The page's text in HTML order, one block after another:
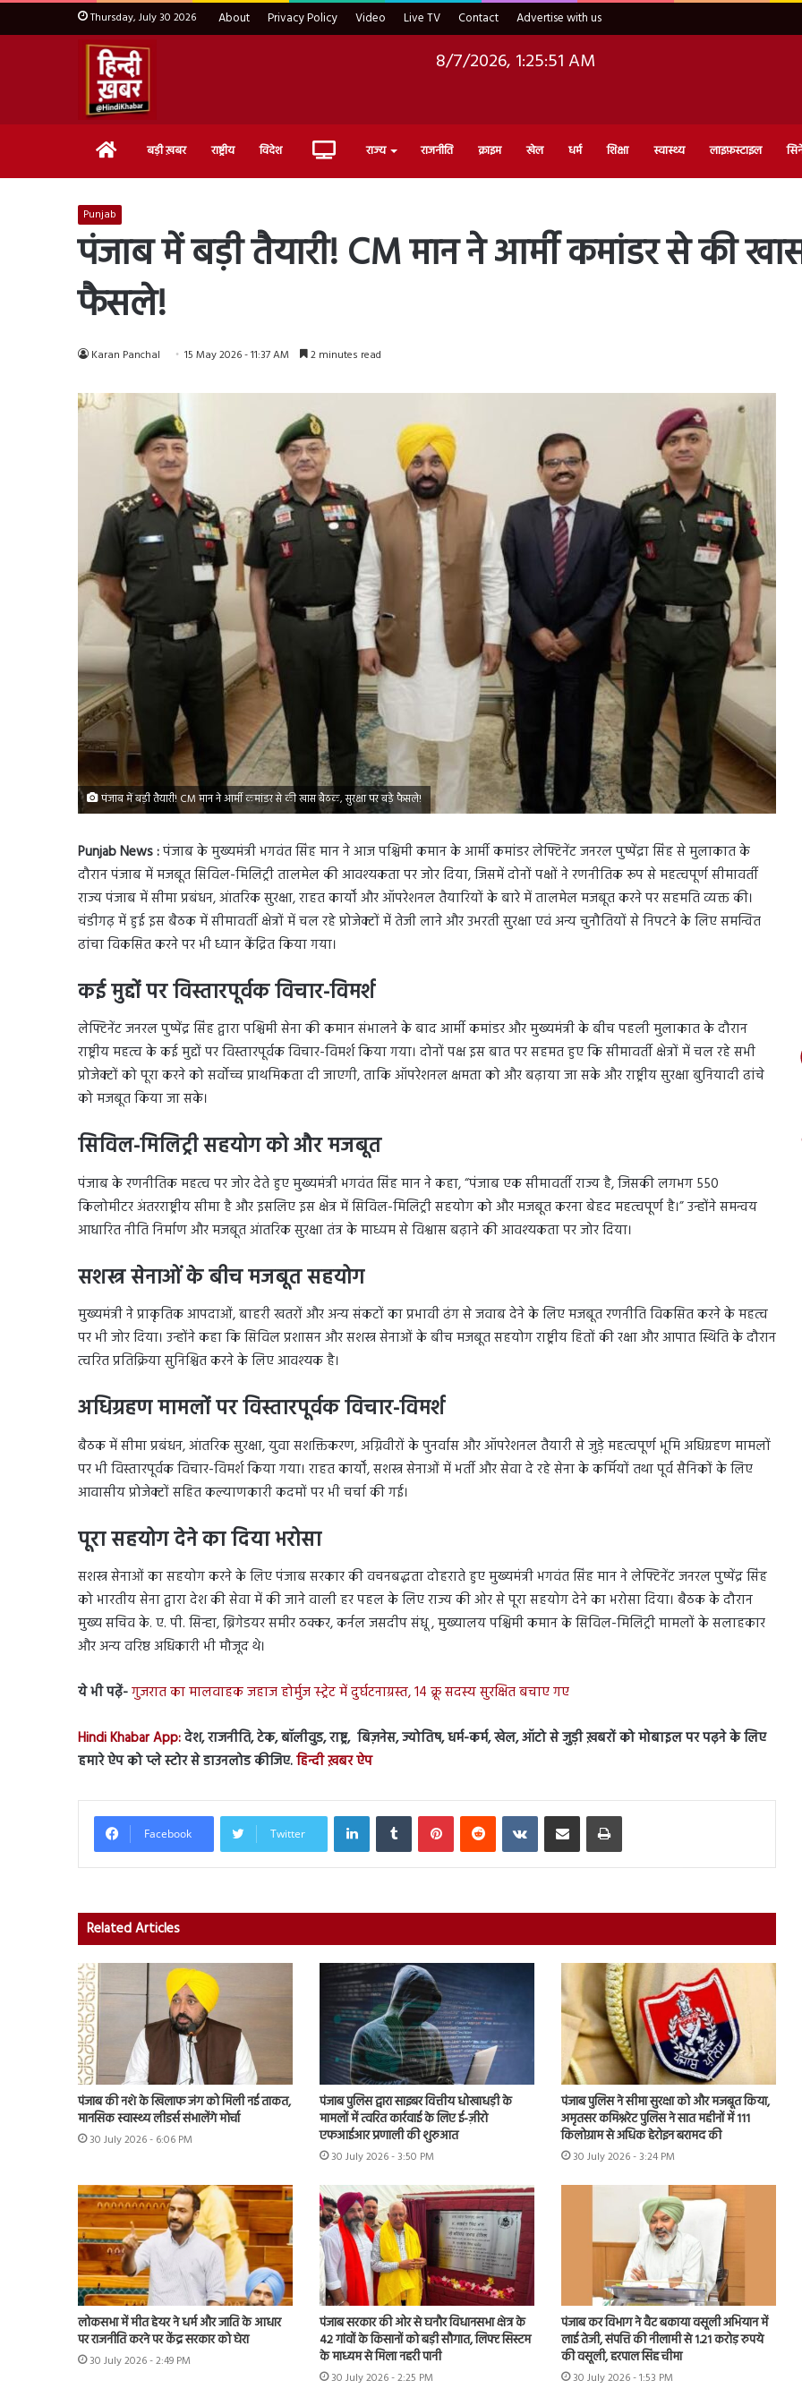
Thursday, July 30 2026 About Privacy Policy Video Live TV Contact Advertise with us
8/7/2026, 1:25:52 AM
Home बड़ी ख़बर राष्ट्रीय विदेश Live राज्य राजनीति क्राइम खेल धर्म शिक्षा स्वास्थ्य लाइफ़स्टाइल
Punjab
पंजाब में बड़ी तैयारी! CM मान ने आर्मी कमांडर से की
फैसले!
Karan Panchal 15 May 2026 - 11:37 AM 2 minutes read
पंजाब में बड़ी तैयारी! CM मान ने आर्मी कमांडर से की खास बैठक, सुरक्षा पर बड़े फैसले!
Punjab News :पंजाब के मुख्यमंत्री भगवंत सिंह मान ने आज पश्चिमी कमान के आर्मी कमांडर लेफ्टिनेंट जनरल पुष्पेंद्रा सिंह से मुलाकात के
दौरान पंजाब में मजबूत सिविल-मिलिट्री तालमेल की आवश्यकता पर जोर दिया, जिसमें दोनों पक्षों ने रणनीतिक रूप से महत्वपूर्ण सीमावर्ती
राज्य पंजाब में सीमा प्रबंधन, आंतरिक सुरक्षा, राहत कार्यों और ऑपरेशनल तैयारियों के बारे में तालमेल मजबूत करने पर सहमति व्यक्त की।
चंडीगढ़ में हुई इस बैठक में सीमावर्ती क्षेत्रों में चल रहे प्रोजेक्टों में तेजी लाने और उभरती सुरक्षा एवं अन्य चुनौतियों से निपटने के लिए समन्वित
ढांचा विकसित करने पर भी ध्यान केंद्रित किया गया।
कई मुद्दों पर विस्तारपूर्वक विचार-विमर्श
लेफ्टिनेंट जनरल पुष्पेंद्र सिंह द्वारा पश्चिमी सेना की कमान संभालने के बाद आर्मी कमांडर और मुख्यमंत्री के बीच पहली मुलाकात के दौरान
राष्ट्रीय महत्व के कई मुद्दों पर विस्तारपूर्वक विचार-विमर्श किया गया। दोनों पक्ष इस बात पर सहमत हुए कि सीमावर्ती क्षेत्रों में चल रहे सभी
प्रोजेक्टों को पूरा करने को सर्वोच्च प्राथमिकता दी जाएगी, ताकि ऑपरेशनल क्षमता को और बढ़ाया जा सके और राष्ट्रीय सुरक्षा बुनियादी ढांचे
को मजबूत किया जा सके।
सिविल-मिलिट्री सहयोग को और मजबूत
पंजाब के रणनीतिक महत्व पर जोर देते हुए मुख्यमंत्री भगवंत सिंह मान ने कहा, “पंजाब एक सीमावर्ती राज्य है, जिसकी लगभग 550
किलोमीटर अंतरराष्ट्रीय सीमा है और इसलिए इस क्षेत्र में सिविल-मिलिट्री सहयोग को और मजबूत करना बेहद महत्वपूर्ण है।” उन्होंने समन्वय
आधारित नीति निर्माण और मजबूत आंतरिक सुरक्षा तंत्र के माध्यम से विश्वास बढ़ाने की आवश्यकता पर जोर दिया।
सशस्त्र सेनाओं के बीच मजबूत सहयोग
मुख्यमंत्री ने प्राकृतिक आपदाओं, बाहरी खतरों और अन्य संकटों का प्रभावी ढंग से जवाब देने के लिए मजबूत रणनीति विकसित करने के महत्व
पर भी जोर दिया। उन्होंने कहा कि सिविल प्रशासन और सशस्त्र सेनाओं के बीच मजबूत सहयोग राष्ट्रीय हितों की रक्षा और आपात स्थिति के दौरान
त्वरित प्रतिक्रिया सुनिश्चित करने के लिए आवश्यक है।
अधिग्रहण मामलों पर विस्तारपूर्वक विचार-विमर्श
बैठक में सीमा प्रबंधन, आंतरिक सुरक्षा, युवा सशक्तिकरण, अग्निवीरों के पुनर्वास और ऑपरेशनल तैयारी से जुड़े महत्वपूर्ण भूमि अधिग्रहण मामलों
पर भी विस्तारपूर्वक विचार-विमर्श किया गया। राहत कार्यों, सशस्त्र सेनाओं में भर्ती और सेवा दे रहे सेना के कर्मियों तथा पूर्व सैनिकों के लिए
आवासीय प्रोजेक्टों सहित कल्याणकारी कदमों पर भी चर्चा की गई।
पूरा सहयोग देने का दिया भरोसा
सशस्त्र सेनाओं का सहयोग करने के लिए पंजाब सरकार की वचनबद्धता दोहराते हुए मुख्यमंत्री भगवंत सिंह मान ने लेफ्टिनेंट जनरल पुष्पेंद्र सिंह
को भारतीय सेना द्वारा देश की सेवा में की जाने वाली हर पहल के लिए राज्य की ओर से पूरा सहयोग देने का भरोसा दिया। बैठक के दौरान
मुख्य सचिव के. ए. पी. सिन्हा, ब्रिगेडयर समीर ठक्कर, कर्नल जसदीप संधू , मुख्यालय पश्चिमी कमान के सिविल-मिलिट्री मामलों के सलाहकार
और अन्य वरिष्ठ अधिकारी भी मौजूद थे।
ये भी पढ़ें-गुजरात का मालवाहक जहाज होर्मुज स्ट्रेट में दुर्घटनाग्रस्त, 14 क्रू सदस्य सुरक्षित बचाए गए
Hindi Khabar App:देश, राजनीति, टेक, बॉलीवुड, राष्ट्र, बिज़नेस, ज्योतिष, धर्म-कर्म, खेल, ऑटो से जुड़ी ख़बरों को मोबाइल पर पढ़ने के लिए
हमारे ऐप को प्ले स्टोर से डाउनलोड कीजिए.हिन्दी ख़बर ऐप
Facebook Twitter
LinkedInTumblr PinterestReddit VKontakteShare via Email Print
Related Articles
पंजाब की नशे के खिलाफ जंग को मिली नई ताकत,
मानसिक स्वास्थ्य लीडर्स संभालेंगे मोर्चा
30 July 2026 - 6:06 PM
पंजाब पुलिस द्वारा साइबर वित्तीय धोखाधड़ी के
मामलों में त्वरित कार्रवाई के लिए ई-ज़ीरो
एफआईआर प्रणाली की शुरुआत
30 July 2026 - 3:50 PM
पंजाब पुलिस ने सीमा सुरक्षा को और मजबूत किया,
अमृतसर कमिश्नरेट पुलिस ने सात महीनों में 111
किलोग्राम से अधिक हेरोइन बरामद की
30 July 2026 - 3:24 PM
लोकसभा में मीत हेयर ने धर्म और जाति के आधार
पर राजनीति करने पर केंद्र सरकार को घेरा
30 July 2026 - 2:49 PM
पंजाब सरकार की ओर से घनौर विधानसभा क्षेत्र के
42 गांवों के किसानों को बड़ी सौगात, लिफ्ट सिस्टम
के माध्यम से मिला नहरी पानी
30 July 2026 - 2:25 PM
पंजाब कर विभाग ने वैट बकाया वसूली अभियान में
लाई तेजी, संपत्ति की नीलामी से 1.21 करोड़ रुपये
की वसूली, हरपाल सिंह चीमा
30 July 2026 - 1:53 PM